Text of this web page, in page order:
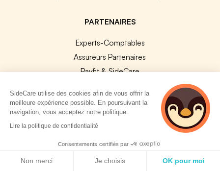
PARTENAIRES
Experts-Comptables
Assureurs Partenaires
Payfit & SideCare
Nibelis & SideCare
Livi & SideCare
Lianeli & SideCare
API & INTEGRATIONS
API SideCare
SideCare utilise des cookies afin de vous offrir la
meilleure expérience possible. En poursuivant la
navigation, vous acceptez notre politique.
Lire la politique de confidentialité
Consentements certifiés par
Non merci Je choisis OK pour moi
2 personnes
consultent
actuellement cette